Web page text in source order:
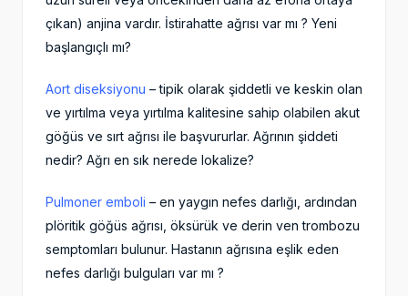
çıkan) anjina vardır. İstirahatte ağrısı var mı ? Yeni
başlangıçlı mı?
Aort diseksiyonu – tipik olarak şiddetli ve keskin olan
ve yırtılma veya yırtılma kalitesine sahip olabilen akut
göğüs ve sırt ağrısı ile başvururlar. Ağrının şiddeti
nedir? Ağrı en sık nerede lokalize?
Pulmoner emboli – en yaygın nefes darlığı, ardından
plöritik göğüs ağrısı, öksürük ve derin ven trombozu
semptomları bulunur. Hastanın ağrısına eşlik eden
nefes darlığı bulguları var mı ?